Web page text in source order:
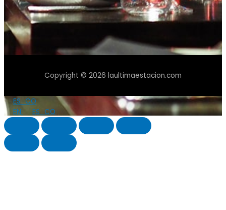
Copyright © 2026 laultimaestacion.com
ES_CO
EN
ES_CO